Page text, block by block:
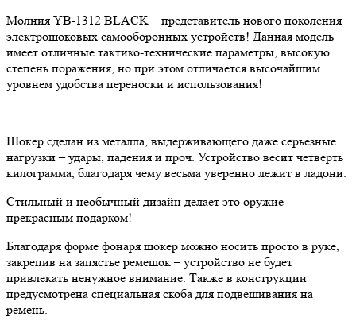
Молния YB-1312 BLACK – представитель нового поколения
электрошоковых самооборонных устройств! Данная модель
имеет отличные тактико-технические параметры, высокую
степень поражения, но при этом отличается высочайшим
уровнем удобства переноски и использования!
Шокер сделан из металла, выдерживающего даже серьезные
нагрузки – удары, падения и проч. Устройство весит четверть
килограмма, благодаря чему весьма уверенно лежит в ладони.
Стильный и необычный дизайн делает это оружие
прекрасным подарком!
Благодаря форме фонаря шокер можно носить просто в руке,
закрепив на запястье ремешок – устройство не будет
привлекать ненужное внимание. Также в конструкции
предусмотрена специальная скоба для подвешивания на
ремень.